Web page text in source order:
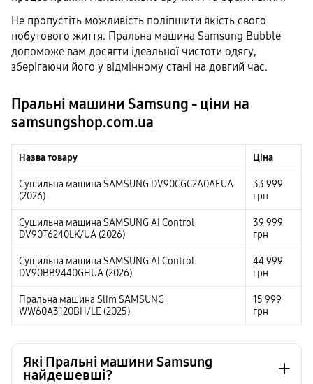
Не пропустіть можливість поліпшити якість свого
побутового життя. Пральна машина Samsung Bubble
допоможе вам досягти ідеальної чистоти одягу,
зберігаючи його у відмінному стані на довгий час.
Пральні машини Samsung - ціни на
samsungshop.com.ua
Назва товару Ціна
Сушильна машина SAMSUNG DV90CGC2A0AEUA
(2026)
33 999
грн
Сушильна машина SAMSUNG AI Control
DV90T6240LK/UA (2026)
39 999
грн
Сушильна машина SAMSUNG AI Control
DV90BB9440GHUA (2026)
44 999
грн
Пральна машина Slim SAMSUNG
WW60A3120BH/LE (2025)
15 999
грн
Які Пральні машини Samsung
найдешевші?